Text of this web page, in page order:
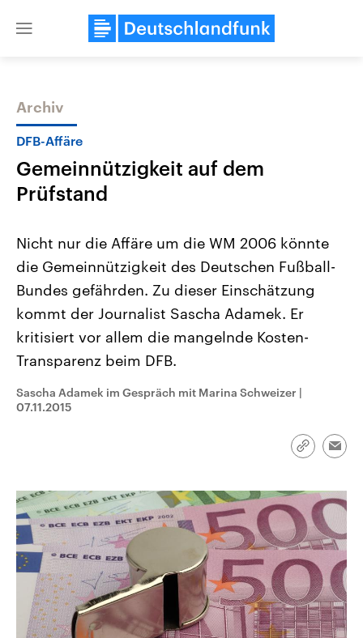
Close
Themen
Landtagswahl Sachsen-Anhalt
2026
Alle Informationen
Sachsen-Anhalt wählt am 6.
September 2026 einen neuen
Landtag. Seit 2021 wird das
Bundesland von einer Koalition aus
CDU, SPD und FDP regiert.-
Umfragen, Prognosen,
Wahlprogramme, aktuelle Berichte
und Hintergründe zu den Parteien
USA
Aktuelle Beiträge,
Hintergründe
Wirtschaftlich und
gehören die Vereinigten
den mächtigsten Ländern
Sendungen
Archiv
DFB-Affäre
Gemeinnützigkeit auf dem
Prüfstand
Nicht nur die Affäre um die WM 2006 könnte
die Gemeinnützigkeit des Deutschen Fußball-
Bundes gefährden. Zu dieser Einschätzung
kommt der Journalist Sascha Adamek. Er
kritisiert vor allem die mangelnde Kosten-
Transparenz beim DFB.
Sascha Adamek im Gespräch mit Marina Schweizer |
07.11.2015
Link